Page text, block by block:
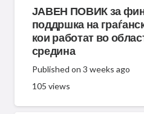
ЈАВЕН ПОВИК за
поддршка на
кои работат во
средина
Published on 3 weeks ago
105 views